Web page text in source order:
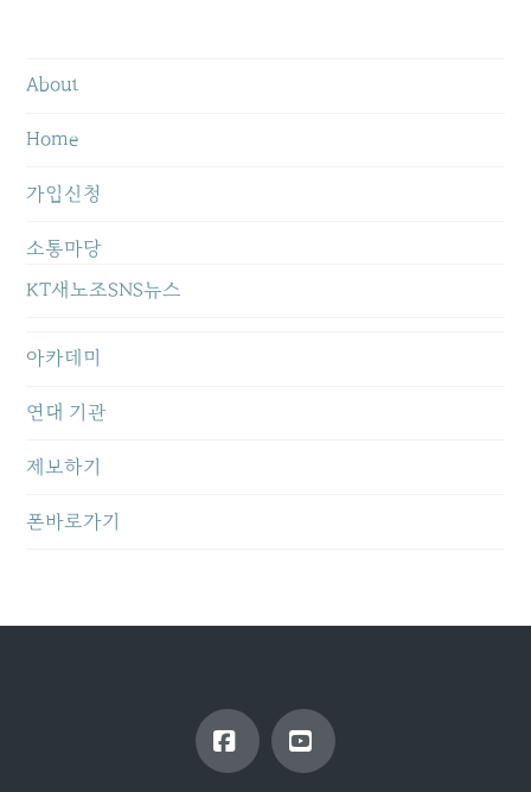
About
Home
가입신청
소통마당
KT새노조SNS뉴스
아카데미
연대 기관
제보하기
폰바로가기